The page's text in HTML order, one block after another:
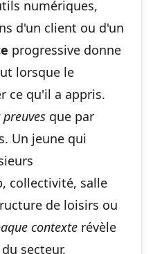
numériques,
d'un client ou d'un
progressive donne
lorsque le
ce qu'il a appris.
que par
Un jeune qui
collectivité, salle
de loisirs ou
contexte révèle
secteur.